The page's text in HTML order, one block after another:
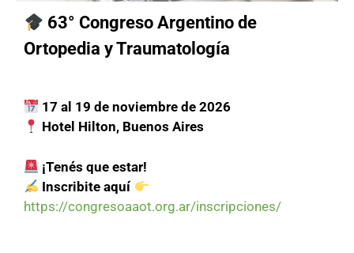
63° Congreso Argentino de
Ortopedia y Traumatología
17 al 19 de noviembre de 2026
Hotel Hilton, Buenos Aires
¡Tenés que estar!
Inscribite aquí
https://congresoaaot.org.ar/inscripciones/